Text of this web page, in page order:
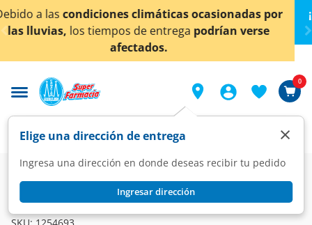
< div class="carousel-inner">
ocasionadas por
podrían verse
¡Ahora también en
conocer
Elige una dirección de entrega
Ingresa una dirección en donde deseas recibir tu pedido
Ingresar dirección
×
0
Farmacia Sueros Hidratación Oral
Electrolitos Orales Electrolit Pediátrico Sabor Uva, 500 ml.